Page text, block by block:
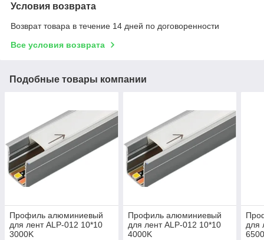
Условия возврата
Возврат товара в течение 14 дней по договоренности
Все условия возврата
Подобные товары компании
Профиль алюминиевый
для лент ALP-012 10*10
3000K
Профиль алюминиевый
для лент ALP-012 10*10
4000K
для